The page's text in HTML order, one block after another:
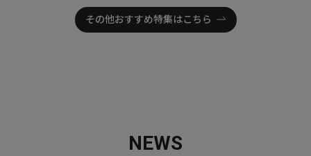
その他おすすめ特集はこちら
NEWS